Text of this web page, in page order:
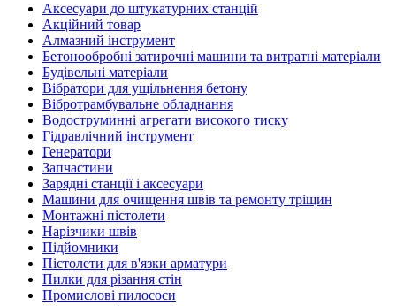
Аксесуари до штукатурних станцій
Акційний товар
Алмазний інструмент
Бетонообробні затирочні машини та витратні матеріали
Будівельні матеріали
Вібратори для ущільнення бетону
Вібротрамбувальне обладнання
Водоструминні агрегати високого тиску
Гідравлічний інструмент
Генератори
Запчастини
Зарядні станції і аксесуари
Машини для очищення швів та ремонту тріщин
Монтажні пістолети
Нарізчики швів
Підйомники
Пістолети для в'язки арматури
Пилки для різання стін
Промислові пилососи